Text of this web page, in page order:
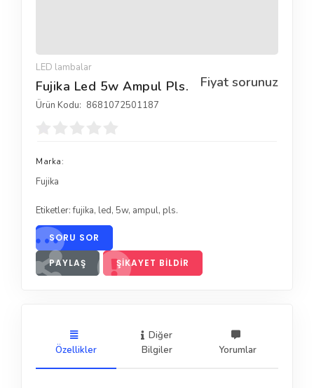
LED lambalar
Fiyat sorunuz
Fujika Led 5w Ampul Pls.
Ürün Kodu: 8681072501187
Marka:
Fujika
Etiketler:fujika, led, 5w, ampul, pls.
SORU SOR
PAYLAŞ ŞIKAYET BILDIR
Özellikler
Diğer
Bilgiler
Yorumlar